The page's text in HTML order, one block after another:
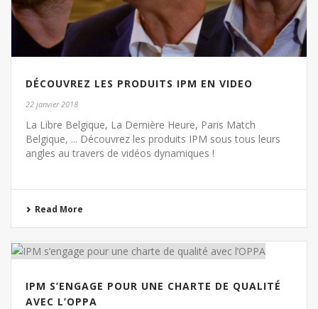
DÉCOUVREZ LES PRODUITS IPM EN VIDEO
22 janvier 2018
La Libre Belgique, La Dernière Heure, Paris Match
Belgique, ... Découvrez les produits IPM sous tous leurs
angles au travers de vidéos dynamiques !
Read More
IPM S’ENGAGE POUR UNE CHARTE DE QUALITÉ
AVEC L’OPPA